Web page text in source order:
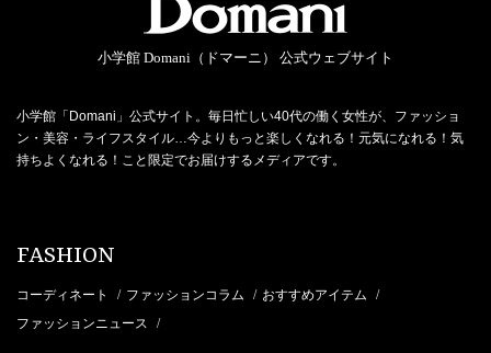
小学館 Domani（ドマーニ） 公式ウェブサイト
小学館「Domani」公式サイト。毎日忙しい40代の働く女性が、ファッショ
ン・美容・ライフスタイル…今よりもっと楽しくなれる！元気になれる！気
持ちよくなれる！こと限定でお届けするメディアです。
FASHION
コーディネート / ファッションコラム / おすすめアイテム /
ファッションニュース /